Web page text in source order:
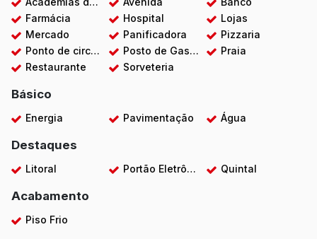
Farmácia
Hospital
Lojas
Mercado
Panificadora
Pizzaria
Ponto de circular
Posto de Gasolina
Praia
Restaurante
Sorveteria
Básico
Energia Pavimentação Água
Destaques
Litoral Portão Eletrônico Quintal
Acabamento
Piso Frio